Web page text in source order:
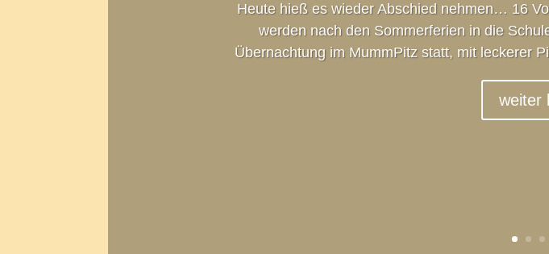
Heute hieß es wieder Abschied nehmen… 16
werden nach den Sommerferien in die
Übernachtung im MummPitz statt, mit leckerer
weiter